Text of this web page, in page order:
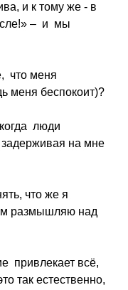
и к тому же - в
–  и  мы
что меня
меня беспокоит)?
люди
на мне
что же я
размышляю над
привлекает всё,
так естественно,